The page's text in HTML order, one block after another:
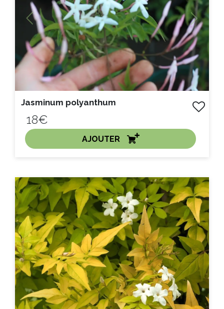
Previous Next
Jasminum polyanthum
18€
AJOUTER
Litre :